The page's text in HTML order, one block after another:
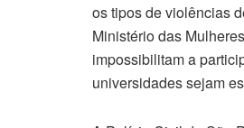
os tipos de violências
Ministério das
impossibilitam a
universidades sejam